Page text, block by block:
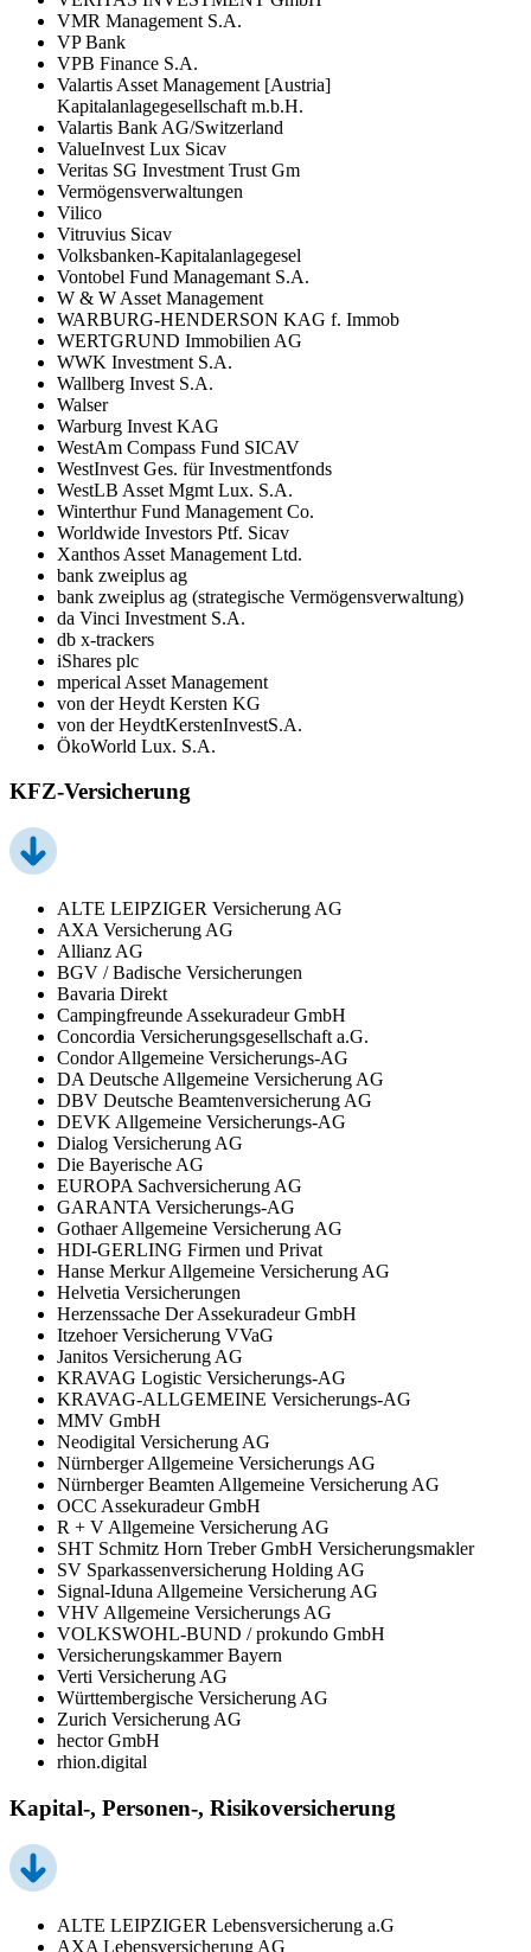
VMR Management S.A.
VP Bank
VPB Finance S.A.
Valartis Asset Management [Austria]
Kapitalanlagegesellschaft m.b.H.
Valartis Bank AG/Switzerland
ValueInvest Lux Sicav
Veritas SG Investment Trust Gm
Vermögensverwaltungen
Vilico
Vitruvius Sicav
Volksbanken-Kapitalanlagegesel
Vontobel Fund Managemant S.A.
W & W Asset Management
WARBURG-HENDERSON KAG f. Immob
WERTGRUND Immobilien AG
WWK Investment S.A.
Wallberg Invest S.A.
Walser
Warburg Invest KAG
WestAm Compass Fund SICAV
WestInvest Ges. für Investmentfonds
WestLB Asset Mgmt Lux. S.A.
Winterthur Fund Management Co.
Worldwide Investors Ptf. Sicav
Xanthos Asset Management Ltd.
bank zweiplus ag
bank zweiplus ag (strategische Vermögensverwaltung)
da Vinci Investment S.A.
db x-trackers
iShares plc
mperical Asset Management
von der Heydt Kersten KG
von der HeydtKerstenInvestS.A.
ÖkoWorld Lux. S.A.
KFZ-Versicherung
ALTE LEIPZIGER Versicherung AG
AXA Versicherung AG
Allianz AG
BGV / Badische Versicherungen
Bavaria Direkt
Campingfreunde Assekuradeur GmbH
Concordia Versicherungsgesellschaft a.G.
Condor Allgemeine Versicherungs-AG
DA Deutsche Allgemeine Versicherung AG
DBV Deutsche Beamtenversicherung AG
DEVK Allgemeine Versicherungs-AG
Dialog Versicherung AG
Die Bayerische AG
EUROPA Sachversicherung AG
GARANTA Versicherungs-AG
Gothaer Allgemeine Versicherung AG
HDI-GERLING Firmen und Privat
Hanse Merkur Allgemeine Versicherung AG
Helvetia Versicherungen
Herzenssache Der Assekuradeur GmbH
Itzehoer Versicherung VVaG
Janitos Versicherung AG
KRAVAG Logistic Versicherungs-AG
KRAVAG-ALLGEMEINE Versicherungs-AG
MMV GmbH
Neodigital Versicherung AG
Nürnberger Allgemeine Versicherungs AG
Nürnberger Beamten Allgemeine Versicherung AG
OCC Assekuradeur GmbH
R + V Allgemeine Versicherung AG
SHT Schmitz Horn Treber GmbH Versicherungsmakler
SV Sparkassenversicherung Holding AG
Signal-Iduna Allgemeine Versicherung AG
VHV Allgemeine Versicherungs AG
VOLKSWOHL-BUND / prokundo GmbH
Versicherungskammer Bayern
Verti Versicherung AG
Württembergische Versicherung AG
Zurich Versicherung AG
hector GmbH
rhion.digital
Kapital-, Personen-, Risikoversicherung
ALTE LEIPZIGER Lebensversicherung a.G
AXA Lebensversicherung AG